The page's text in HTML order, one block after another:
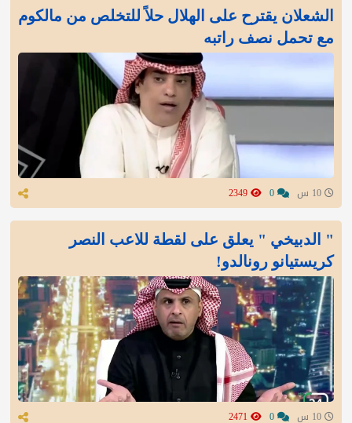
الشعلان يقترح على الهلال حلاً للتخلص من مالكوم
مع تحمل نصف راتبه
" الدبيخي " يعلق على لقطة للاعب النصر
كريستيانو رونالدو!